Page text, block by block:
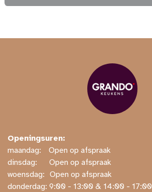
Openingsuren:
maandag:
​​Open op afspraak
dinsdag:
​Open op afspraak
woensdag: ​Open op afspraak
donderdag: ​9:00 - 13:00 & 14:00 - 17:00